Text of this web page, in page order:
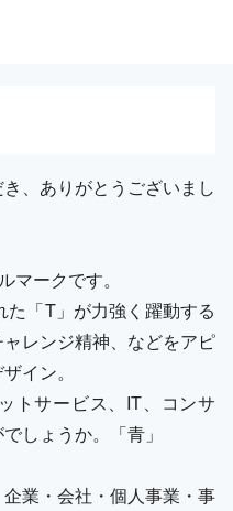
、ありがとうございまし
マークです。
た「T」が力強く躍動する
レンジ精神、などをアピ
イン。
トサービス、IT、コンサ
しょうか。「青」
業・会社・個人事業・事